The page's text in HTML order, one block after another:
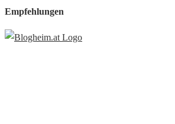
Empfehlungen